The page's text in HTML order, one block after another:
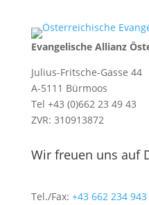
Evangelische Allianz
Julius-Fritsche-Gasse 44
A-5111 Bürmoos
Tel +43 (0)662 23 49 43
ZVR: 310913872
Wir freuen uns auf
Tel./Fax: +43 662 234 943